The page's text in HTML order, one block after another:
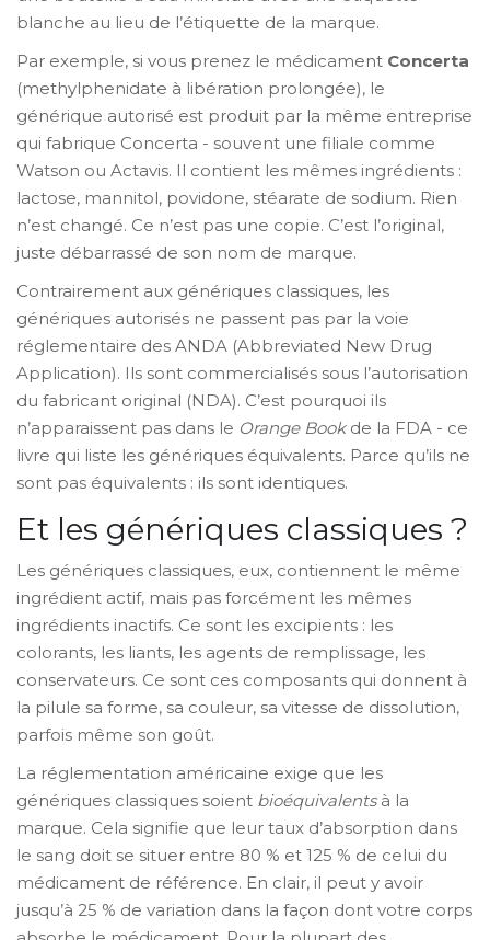
blanche au lieu de l’étiquette de la marque.
Par exemple, si vous prenez le médicament Concerta
(methylphenidate à libération prolongée), le
générique autorisé est produit par la même entreprise
qui fabrique Concerta - souvent une filiale comme
Watson ou Actavis. Il contient les mêmes ingrédients :
lactose, mannitol, povidone, stéarate de sodium. Rien
n’est changé. Ce n’est pas une copie. C’est l’original,
juste débarrassé de son nom de marque.
Contrairement aux génériques classiques, les
génériques autorisés ne passent pas par la voie
réglementaire des ANDA (Abbreviated New Drug
Application). Ils sont commercialisés sous l’autorisation
du fabricant original (NDA). C’est pourquoi ils
n’apparaissent pas dans le Orange Bookde la FDA - ce
livre qui liste les génériques équivalents. Parce qu’ils ne
sont pas équivalents : ils sont identiques.
Et les génériques classiques ?
Les génériques classiques, eux, contiennent le même
ingrédient actif, mais pas forcément les mêmes
ingrédients inactifs. Ce sont les excipients : les
colorants, les liants, les agents de remplissage, les
conservateurs. Ce sont ces composants qui donnent à
la pilule sa forme, sa couleur, sa vitesse de dissolution,
parfois même son goût.
La réglementation américaine exige que les
génériques classiques soient bioéquivalentsà la
marque. Cela signifie que leur taux d’absorption dans
le sang doit se situer entre 80 % et 125 % de celui du
médicament de référence. En clair, il peut y avoir
jusqu’à 25 % de variation dans la façon dont votre corps